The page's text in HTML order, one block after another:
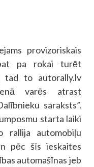
provizoriskais
pa rokai turēt
tad to autorally.lv
varēs atrast
saraksts”.
starta laiki
rallija automobiļu
pēc šīs ieskaites
automašīnas jeb